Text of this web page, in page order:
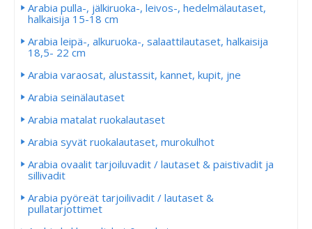
Arabia pulla-, jälkiruoka-, leivos-, hedelmälautaset,
halkaisija 15-18 cm
Arabia leipä-, alkuruoka-, salaattilautaset, halkaisija
18,5- 22 cm
Arabia varaosat, alustassit, kannet, kupit, jne
Arabia seinälautaset
Arabia matalat ruokalautaset
Arabia syvät ruokalautaset, murokulhot
Arabia ovaalit tarjoiluvadit / lautaset & paistivadit ja
sillivadit
Arabia pyöreät tarjoilivadit / lautaset &
pullatarjottimet